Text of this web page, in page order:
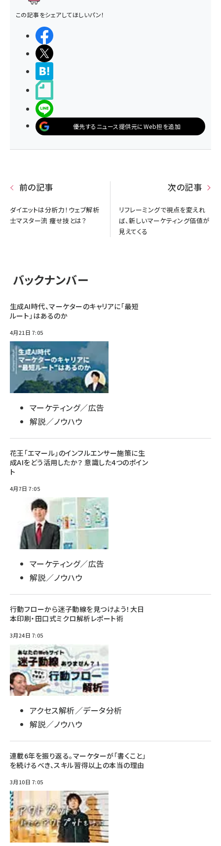
この記事をシェアしてほしいパン！
優先するニュース提供元にWeb担を追加
前の記事
ダイエットは分析力！ウェブ解析
士マスター流 痩せ技とは？
次の記事
リフレーミングで視点を変えれ
ば、新しいマーケティング価値が
見えてくる
バックナンバー
生成AI時代、マーケターのキャリアに「最短
ルート」はあるのか
4月21日 7:05
マーケティング／広告
解説／ノウハウ
花王「エマール」のインフルエンサー施策に生
成AIをどう活用したか？ 意識した4つのポイン
ト
4月7日 7:05
マーケティング／広告
解説／ノウハウ
行動フローから迷子動線を見つけよう！大日
本印刷・田口式ミクロ解析レポート術
3月24日 7:05
アクセス解析／データ分析
解説／ノウハウ
連載6年を振り返る。マーケターが「書くこと」
を続けるべき、スキル習得以上の本当の理由
3月10日 7:05